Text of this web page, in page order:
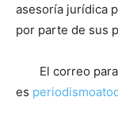
asesoría jurídica
por parte de sus
El correo
es